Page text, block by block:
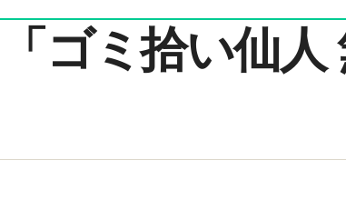
「ゴミ拾い仙